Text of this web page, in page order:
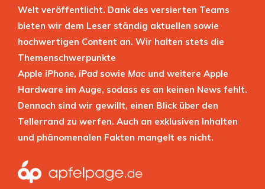
Welt veröffentlicht. Dank des versierten Teams
bieten wir dem Leser ständig aktuellen sowie
hochwertigen Content an. Wir halten stets die
Themenschwerpunkte
Apple iPhone, iPad sowie Mac und weitere Apple
Hardware im Auge, sodass es an keinen News fehlt.
Dennoch sind wir gewillt, einen Blick über den
Tellerrand zu werfen. Auch an exklusiven Inhalten
und phänomenalen Fakten mangelt es nicht.